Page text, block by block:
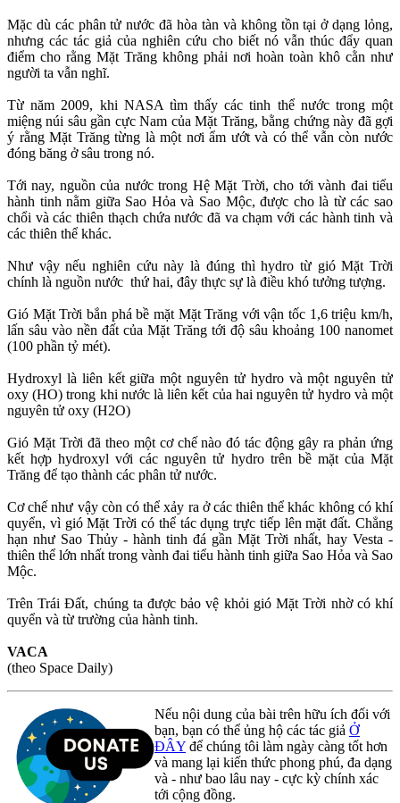
Mặc dù các phân tử nước đã hòa tàn và không tồn tại ở dạng lỏng,
nhưng các tác giả của nghiên cứu cho biết nó vẫn thúc đẩy quan
điểm cho rằng Mặt Trăng không phải nơi hoàn toàn khô cằn như
người ta vẫn nghĩ.
Từ năm 2009, khi NASA tìm thấy các tinh thể nước trong một
miệng núi sâu gần cực Nam của Mặt Trăng, bằng chứng này đã gợi
ý rằng Mặt Trăng từng là một nơi ẩm ướt và có thể vẫn còn nước
đóng băng ở sâu trong nó.
Tới nay, nguồn của nước trong Hệ Mặt Trời, cho tới vành đai tiểu
hành tinh nằm giữa Sao Hỏa và Sao Mộc, được cho là từ các sao
chổi và các thiên thạch chứa nước đã va chạm với các hành tinh và
các thiên thể khác.
Như vậy nếu nghiên cứu này là đúng thì hydro từ gió Mặt Trời
chính là nguồn nước thứ hai, đây thực sự là điều khó tưởng tượng.
Gió Mặt Trời bắn phá bề mặt Mặt Trăng với vận tốc 1,6 triệu km/h,
lấn sâu vào nền đất của Mặt Trăng tới độ sâu khoảng 100 nanomet
(100 phần tỷ mét).
Hydroxyl là liên kết giữa một nguyên tử hydro và một nguyên tử
oxy (HO) trong khi nước là liên kết của hai nguyên tử hydro và một
nguyên tử oxy (H2O)
Gió Mặt Trời đã theo một cơ chế nào đó tác động gây ra phản ứng
kết hợp hydroxyl với các nguyên tử hydro trên bề mặt của Mặt
Trăng để tạo thành các phân tử nước.
Cơ chế như vậy còn có thể xảy ra ở các thiên thể khác không có khí
quyển, vì gió Mặt Trời có thể tác dụng trực tiếp lên mặt đất. Chẳng
hạn như Sao Thủy - hành tinh đá gần Mặt Trời nhất, hay Vesta -
thiên thể lớn nhất trong vành đai tiểu hành tinh giữa Sao Hỏa và Sao
Mộc.
Trên Trái Đất, chúng ta được bảo vệ khỏi gió Mặt Trời nhờ có khí
quyển và từ trường của hành tinh.
VACA
(theo Space Daily)
Nếu nội dung của bài trên hữu ích đối với
bạn, bạn có thể ủng hộ các tác giả Ở
ĐÂY để chúng tôi làm ngày càng tốt hơn
và mang lại kiến thức phong phú, đa dạng
và - như bao lâu nay - cực kỳ chính xác
tới cộng đồng.